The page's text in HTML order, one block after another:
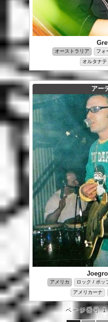
オーストラリア フォ
オルタナテ
アー
アメリカ ロック / ポッ
アメリカーナ
ページ番号